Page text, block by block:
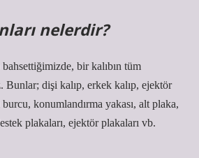
nelerdir?
bir kalıbın tüm
Bunlar; dişi kalıp, erkek kalıp, ejektör
konumlandırma yakası, alt plaka,
plakaları, ejektör plakaları vb.